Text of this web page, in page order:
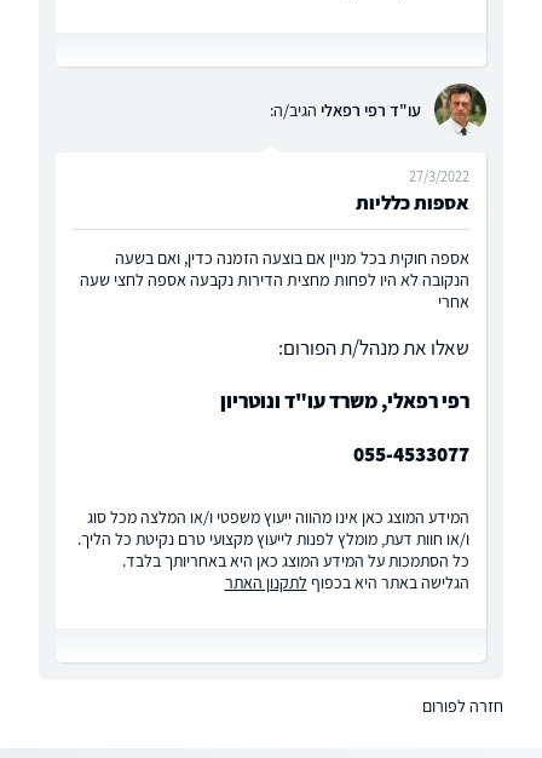
עו"ד רפי רפאלי הגיב/ה:
אספות כלליות
27/3/2022
אספה חוקית בכל מניין אם בוצעה הזמנה כדין, ואם בשעה
הנקובה לא היו לפחות מחצית הדירות נקבעה אספה לחצי שעה
אחרי
שאלו את מנהל/ת הפורום:
רפי רפאלי, משרד עו"ד ונוטריון
055-4533077
המידע המוצג כאן אינו מהווה ייעוץ משפטי ו/או המלצה מכל סוג
ו/או חוות דעת, מומלץ לפנות לייעוץ מקצועי טרם נקיטת כל הליך.
כל הסתמכות על המידע המוצג כאן היא באחריותך בלבד.
הגלישה באתר היא בכפוף לתקנון האתר
חזרה לפורום